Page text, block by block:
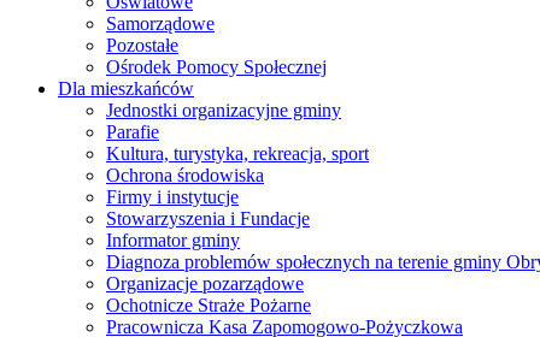
Samorządowe
Pozostałe
Ośrodek Pomocy Społecznej
Dla mieszkańców
Jednostki organizacyjne gminy
Parafie
Kultura, turystyka, rekreacja, sport
Ochrona środowiska
Firmy i instytucje
Stowarzyszenia i Fundacje
Informator gminy
Diagnoza problemów społecznych na terenie gminy
Organizacje pozarządowe
Ochotnicze Straże Pożarne
Pracownicza Kasa Zapomogowo-Pożyczkowa